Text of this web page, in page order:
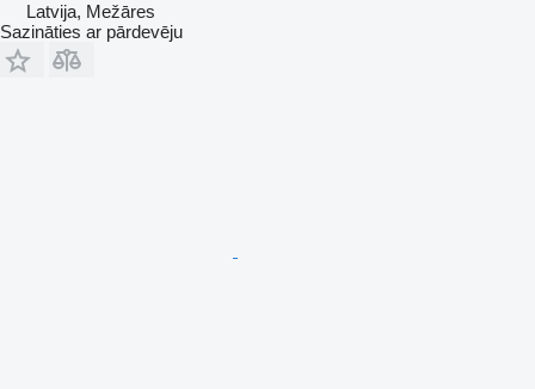
Latvija, Mežāres
Sazināties ar pārdevēju